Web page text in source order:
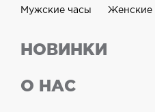
Мужские часы Женские
НОВИНКИ
О НАС